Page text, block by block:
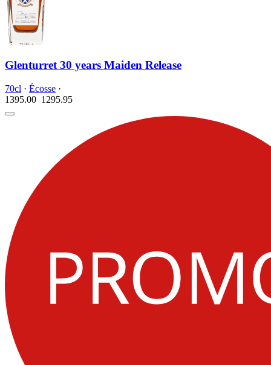
Glenturret 30 years Maiden Release
70cl · Écosse ·
1395.00 1295.95